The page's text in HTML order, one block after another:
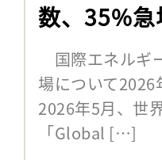
数、35%急
国際エネルギ
場について
2026年5月、世
「Global […]